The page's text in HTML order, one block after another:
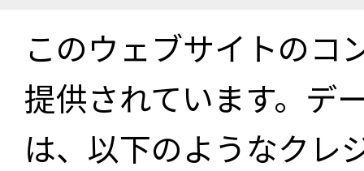
このウェブサイトのコ
提供されています。デ
は、以下のようなクレ